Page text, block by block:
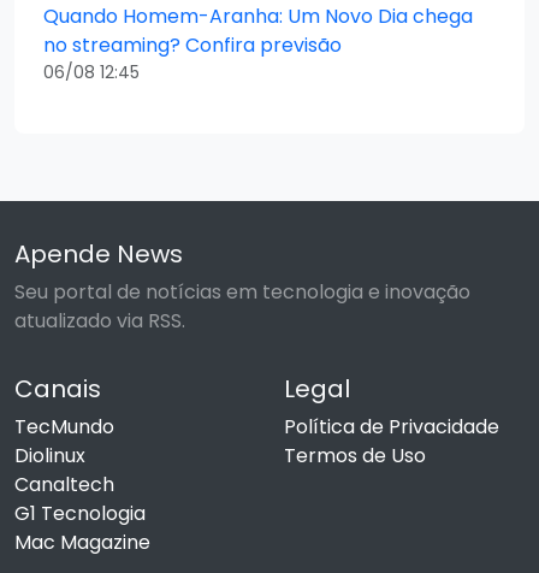
Quando Homem-Aranha: Um Novo Dia chega
no streaming? Confira previsão
06/08 12:45
Apende News
Seu portal de notícias em tecnologia e inovação
atualizado via RSS.
Canais
TecMundo
Diolinux
Canaltech
G1 Tecnologia
Mac Magazine
Legal
Política de Privacidade
Termos de Uso